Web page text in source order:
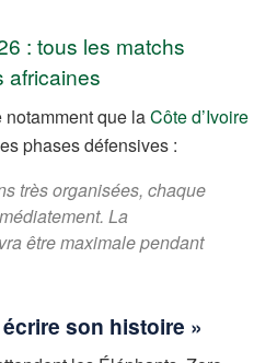
: tous les matchs
africaines
notamment que laCôte d’Ivoire
phases défensives :
très organisées, chaque
La
être maximale pendant
son histoire »